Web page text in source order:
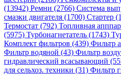
(13942) Ремни (2766) Система
смазки двигателя (1700) Стартер
Термостат (792) Топливная
(5975) Турбонагнетатель (1743)
Комплект фильтров (439) Фильтр
Фильтр водяной (43) Фильтр
гидравлический всасывающий
для сельхоз. техники (31) Фильтр